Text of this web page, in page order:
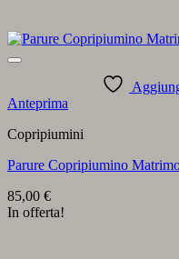
Anteprima
Copripiumini
Parure Copripiumino
85,00 €
In offerta!